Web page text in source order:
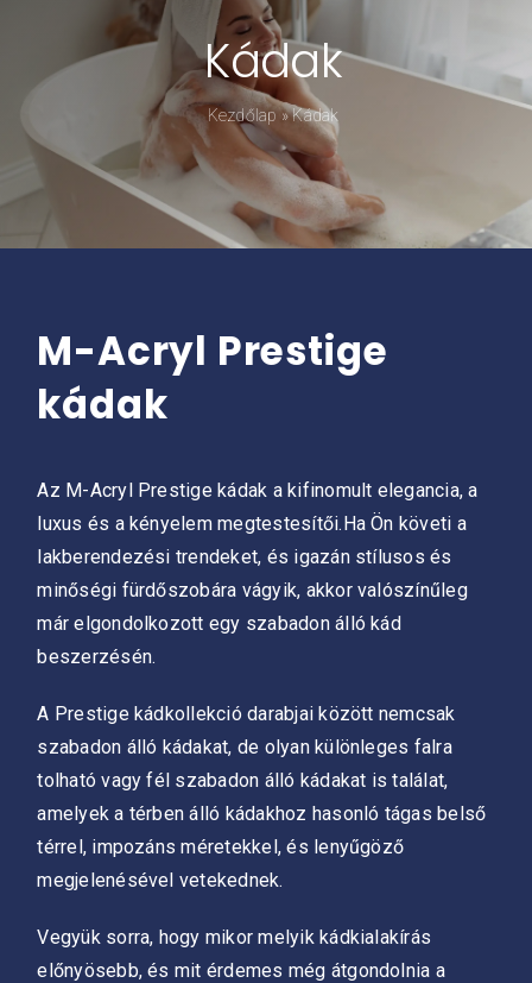
Kádpróba
Prestige-ről
Kapcsolat
Kádak
Kezdőlap»Kádak
M-Acryl Prestige
kádak
Az M-Acryl Prestige kádak a kifinomult elegancia, a
luxus és a kényelem megtestesítői.Ha Ön követi a
lakberendezési trendeket, és igazán stílusos és
minőségi fürdőszobára vágyik, akkor valószínűleg
már elgondolkozott egy szabadon álló kád
beszerzésén.
A Prestige kádkollekció darabjai között nemcsak
szabadon álló kádakat, de olyan különleges falra
tolható vagy fél szabadon álló kádakat is találat,
amelyek a térben álló kádakhoz hasonló tágas belső
térrel, impozáns méretekkel, és lenyűgöző
megjelenésével vetekednek.
Vegyük sorra, hogy mikor melyik kádkialakírás
előnyösebb, és mit érdemes még átgondolnia a